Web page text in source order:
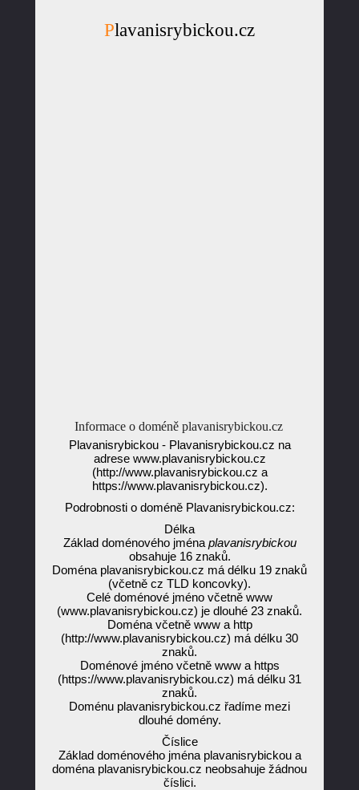
Plavanisrybickou.cz
Informace o doméně plavanisrybickou.cz
Plavanisrybickou - Plavanisrybickou.cz na
adrese www.plavanisrybickou.cz
(http://www.plavanisrybickou.cz a
https://www.plavanisrybickou.cz).
Podrobnosti o doméně Plavanisrybickou.cz:
Délka
Základ doménového jména plavanisrybickou
obsahuje 16 znaků.
Doména plavanisrybickou.cz má délku 19 znaků
(včetně cz TLD koncovky).
Celé doménové jméno včetně www
(www.plavanisrybickou.cz) je dlouhé 23 znaků.
Doména včetně www a http
(http://www.plavanisrybickou.cz) má délku 30
znaků.
Doménové jméno včetně www a https
(https://www.plavanisrybickou.cz) má délku 31
znaků.
Doménu plavanisrybickou.cz řadíme mezi
dlouhé domény.
Číslice
Základ doménového jména plavanisrybickou a
doména plavanisrybickou.cz neobsahuje žádnou
číslici.